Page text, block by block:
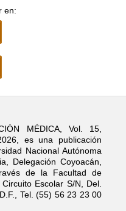
en:
MÉDICA, Vol. 15,
es una publicación
Nacional Autónoma
Delegación Coyoacán,
de la Facultad de
Escolar S/N, Del.
Tel. (55) 56 23 23 00